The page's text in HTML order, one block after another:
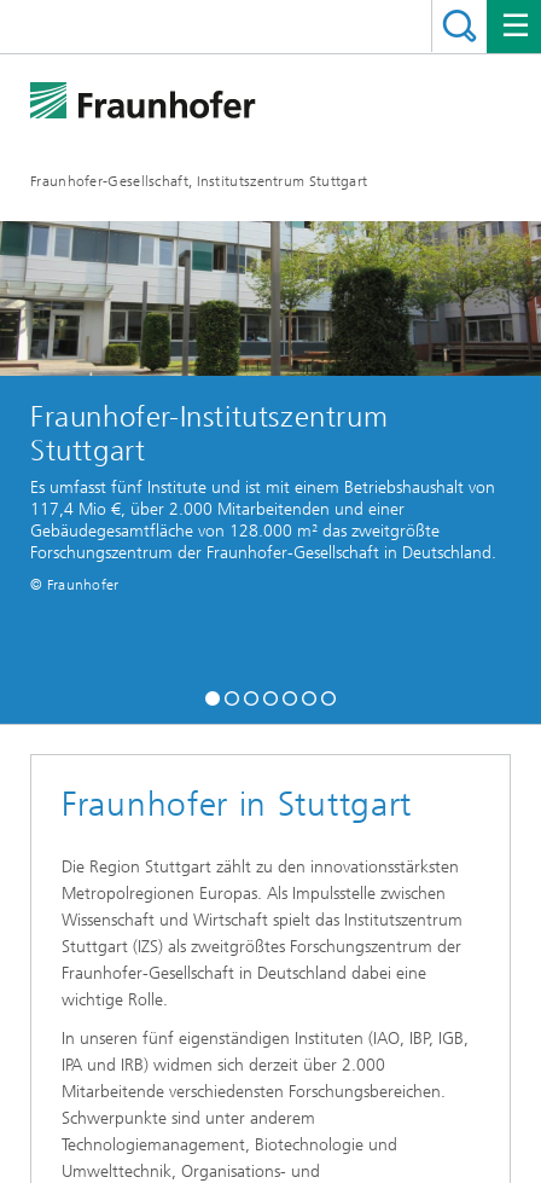
Fraunhofer-Gesellschaft, Institutszentrum Stuttgart
Fraunhofer-Institutszentrum
Stuttgart
Es umfasst fünf Institute und ist mit einem Betriebshaushalt von
117,4 Mio €, über 2.000 Mitarbeitenden und einer
Gebäudegesamtfläche von 128.000 m² das zweitgrößte
Forschungszentrum der Fraunhofer-Gesellschaft in Deutschland.
© Fraunhofer
Fraunhofer in Stuttgart
Die Region Stuttgart zählt zu den innovationsstärksten
Metropolregionen Europas. Als Impulsstelle zwischen
Wissenschaft und Wirtschaft spielt das Institutszentrum
Stuttgart (IZS) als zweitgrößtes Forschungszentrum der
Fraunhofer-Gesellschaft in Deutschland dabei eine
wichtige Rolle.
In unseren fünf eigenständigen Instituten (IAO, IBP, IGB,
IPA und IRB) widmen sich derzeit über 2.000
Mitarbeitende verschiedensten Forschungsbereichen.
Schwerpunkte sind unter anderem
Technologiemanagement, Biotechnologie und
Umwelttechnik, Organisations- und